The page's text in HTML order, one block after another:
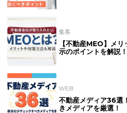
集客
【不動産MEO】メ
示のポイントを解説！
WEB
不動産メディア36選
きメディアを厳選！